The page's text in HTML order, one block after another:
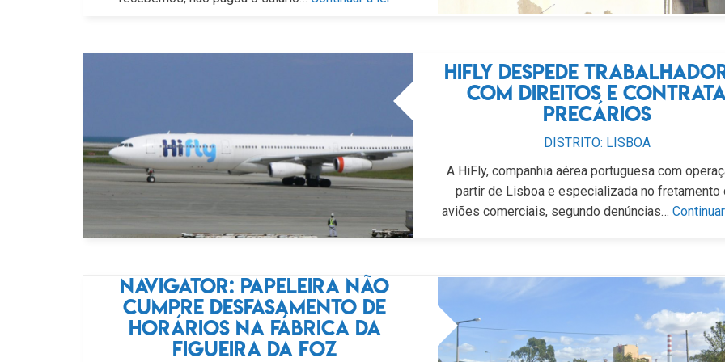
HiFly despede
com direitos e
precários
DISTRITO: LISBOA
A HiFly, companhia aérea portuguesa com
partir de Lisboa e especializada no fretamento
aviões comerciais, segundo denúncias…
Navigator: papeleira não
cumpre desfasamento de
horários na fábrica da
Figueira da Foz